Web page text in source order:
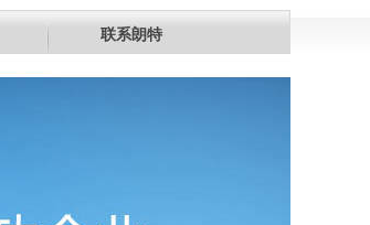
联系朗特